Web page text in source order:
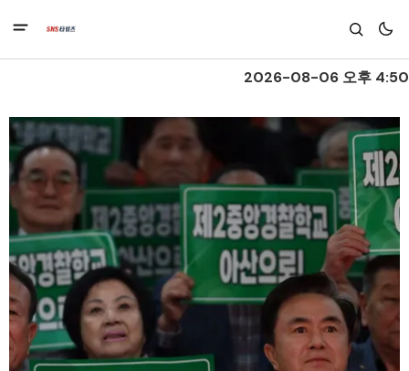
2026-08-06 오후 4:50